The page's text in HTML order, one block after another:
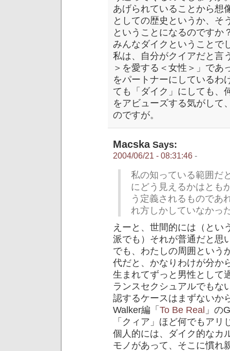
あげられていることから想
としての歴史というか、そ
ということになるのですか
みんなダイクということで
私は、自分がクイアだと言
＞を愛する＜女性＞」であ
をパートナーにしているわ
ても「ダイク」にしても、
をアビューズする気がして
のですが。
MacskaSays:
2004/06/21 - 08:31:46 -
私の知っている範囲だ
にどう見えるかはとも
う定義されるものであ
れ方しかしていなかっ
えーと、世間的には（とい
派でも）それが普通だと思
でも、わたしの周囲という
代だと、かなりわけが分か
生まれてずっと男性として
ランスセクシュアルでもな
認するケースはまずないか
Walker編「 To Be Real 」の
「クィア」ほど何でもアリ
個人的には、ダイク的なカ
モノがあって、そこに慣れ